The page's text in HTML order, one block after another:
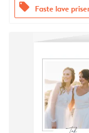
offers Faste lave